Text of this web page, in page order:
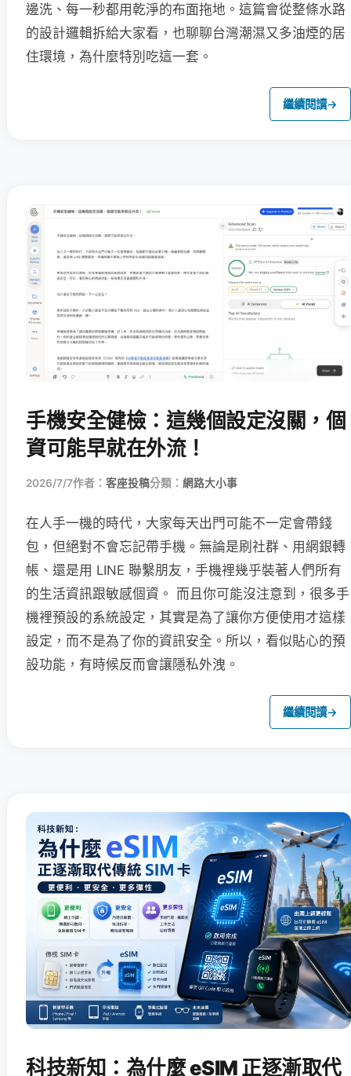
邊洗、每一秒都用乾淨的布面拖地。這篇會從整條水路
的設計邏輯拆給大家看，也聊聊台灣潮濕又多油煙的居
住環境，為什麼特別吃這一套。
繼續閱讀→
手機安全健檢：這幾個設定沒關，個
資可能早就在外流！
2026/7/7作者： 客座投稿分類： 網路大小事
在人手一機的時代，大家每天出門可能不一定會帶錢
包，但絕對不會忘記帶手機。無論是刷社群、用網銀轉
帳、還是用 LINE 聯繫朋友，手機裡幾乎裝著人們所有
的生活資訊跟敏感個資。 而且你可能沒注意到，很多手
機裡預設的系統設定，其實是為了讓你方便使用才這樣
設定，而不是為了你的資訊安全。所以，看似貼心的預
設功能，有時候反而會讓隱私外洩。
繼續閱讀→
科技新知：為什麼 eSIM 正逐漸取代